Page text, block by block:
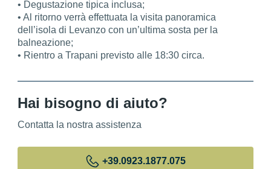
• Degustazione tipica inclusa;
• Al ritorno verrà effettuata la visita panoramica
dell’isola di Levanzo con un’ultima sosta per la
balneazione;
• Rientro a Trapani previsto alle 18:30 circa.
Hai bisogno di aiuto?
Contatta la nostra assistenza
+39.0923.1877.075